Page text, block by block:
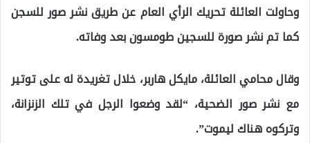
وحاولت العائلة تحريك الرأي العام عن طريق نشر صور للسجن
كما تم نشر صورة للسجين طومسون بعد وفاته.
وقال محامي العائلة، مايكل هاربر، خلال تغريدة له على توتير
مع نشر صور الضحية، “لقد وضعوا الرجل في تلك الزنزانة،
وتركوه هناك ليموت”.